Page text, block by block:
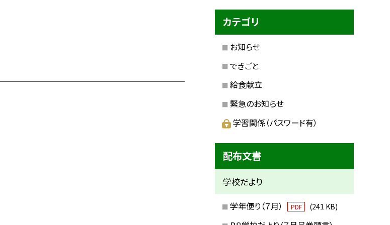
カテゴリ
お知らせ
できごと
給食献立
緊急のお知らせ
学習関係（パスワード有）
配布文書
学校だより
学年便り（７月） PDF (241 KB)